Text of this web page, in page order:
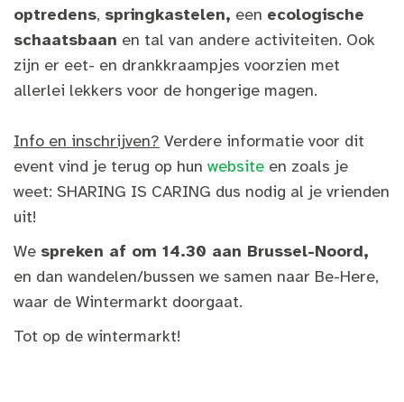
optredens, springkastelen, een ecologische
schaatsbaan en tal van andere activiteiten. Ook
zijn er eet- en drankkraampjes voorzien met
allerlei lekkers voor de hongerige magen.
Info en inschrijven? Verdere informatie voor dit
event vind je terug op hun website en zoals je
weet: SHARING IS CARING dus nodig al je vrienden
uit!
We spreken af om 14.30 aan Brussel-Noord,
en dan wandelen/bussen we samen naar Be-Here,
waar de Wintermarkt doorgaat.
Tot op de wintermarkt!